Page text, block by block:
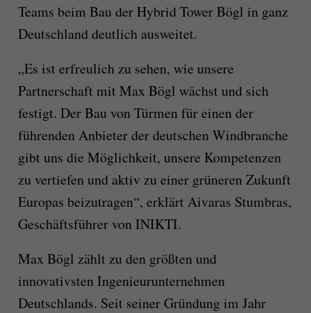
Teams beim Bau der Hybrid Tower Bögl in ganz
Deutschland deutlich ausweitet.
„Es ist erfreulich zu sehen, wie unsere
Partnerschaft mit Max Bögl wächst und sich
festigt. Der Bau von Türmen für einen der
führenden Anbieter der deutschen Windbranche
gibt uns die Möglichkeit, unsere Kompetenzen
zu vertiefen und aktiv zu einer grüneren Zukunft
Europas beizutragen“, erklärt Aivaras Stumbras,
Geschäftsführer von INIKTI.
Max Bögl zählt zu den größten und
innovativsten Ingenieurunternehmen
Deutschlands. Seit seiner Gründung im Jahr